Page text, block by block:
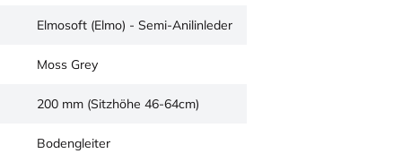
Elmosoft (Elmo) - Semi-Anilinleder
Moss Grey
200 mm (Sitzhöhe 46-64cm)
Bodengleiter